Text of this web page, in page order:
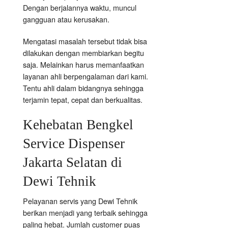
Dengan berjalannya waktu, muncul
gangguan atau kerusakan.
Mengatasi masalah tersebut tidak bisa
dilakukan dengan membiarkan begitu
saja. Melainkan harus memanfaatkan
layanan ahli berpengalaman dari kami.
Tentu ahli dalam bidangnya sehingga
terjamin tepat, cepat dan berkualitas.
Kehebatan Bengkel
Service Dispenser
Jakarta Selatan di
Dewi Tehnik
Pelayanan servis yang Dewi Tehnik
berikan menjadi yang terbaik sehingga
paling hebat. Jumlah customer puas